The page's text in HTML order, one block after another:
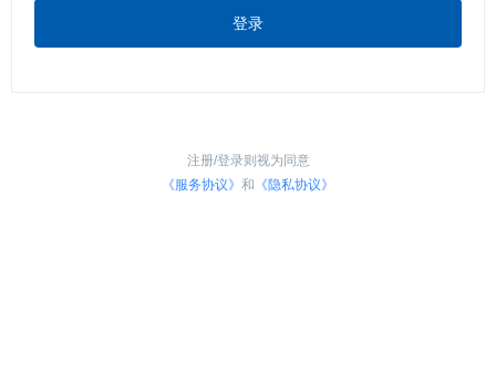
登录
注册/登录则视为同意
《服务协议》 和 《隐私协议》